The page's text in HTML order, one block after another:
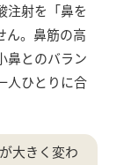
注射を「鼻を
ん。鼻筋の高
鼻とのバラン
人ひとりに合
大きく変わ